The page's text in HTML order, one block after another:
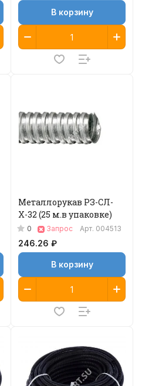
В корзину
Металлорукав РЗ-СЛ-
Х-32 (25 м.в упаковке)
0 Запрос Арт. 004513
246.26 ₽
В корзину